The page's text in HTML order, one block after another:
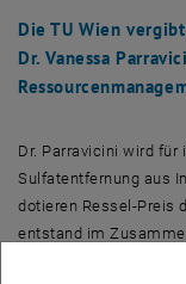
Die TU Wien
Dr. Vanessa
Dr. Parravicini wird für
Sulfatentfernung aus
dotieren Ressel-Preis
entstand im